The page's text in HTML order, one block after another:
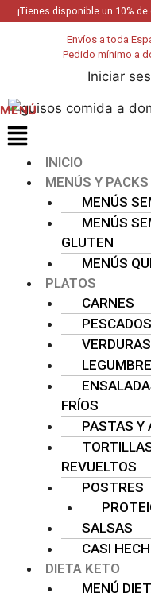
¡Tienes disponible un 10%
Envíos a toda
Pedido mínimo a
Iniciar
INICIO
MENÚS Y PACKS
MENÚS
MENÚS
GLUTEN
MENÚS
PLATOS
CARNES
PESCADOS
VERDURAS
FRÍOS
PASTAS Y
REVUELTOS
POSTRES
SALSAS
CASI
DIETA KETO
MENÚ